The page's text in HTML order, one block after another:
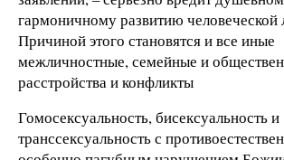
гармоничному развитию человеческой
Причиной этого становятся и все иные
межличностные, семейные и
расстройства и конфликты
Гомосексуальность, бисексуальность и
транссексуальность с